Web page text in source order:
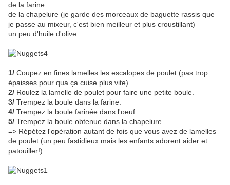
de la farine
de la chapelure (je garde des morceaux de baguette rassis que
je passe au mixeur, c'est bien meilleur et plus croustillant)
un peu d'huile d'olive
1/ Coupez en fines lamelles les escalopes de poulet (pas trop
épaisses pour qua ça cuise plus vite).
2/ Roulez la lamelle de poulet pour faire une petite boule.
3/ Trempez la boule dans la farine.
4/ Trempez la boule farinée dans l'oeuf.
5/ Trempez la boule obtenue dans la chapelure.
=> Répétez l'opération autant de fois que vous avez de lamelles
de poulet (un peu fastidieux mais les enfants adorent aider et
patouiller!).